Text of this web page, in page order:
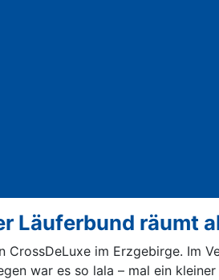
Läuferbund räumt
im Erzgebirge. Im
war es so lala – mal ein